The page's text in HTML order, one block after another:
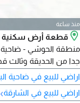
منذ ساعة
منطقة الحوشي - ضاحية
القسط 54900 درهم كل 4 أشهر. لمزيد من التفاصيل، تواصل معنا
اراضي للبيع في ضاحية
اراضي للبيع في الشارقة›